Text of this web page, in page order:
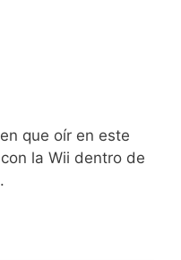
que oír en este
la Wii dentro de